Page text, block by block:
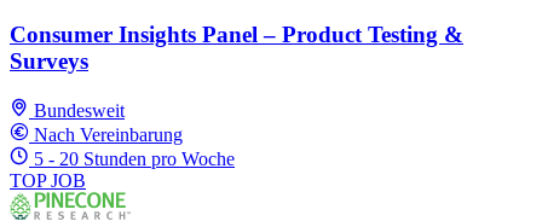
Consumer Insights Panel – Product Testing &
Surveys
Bundesweit
Nach Vereinbarung
5 - 20 Stunden pro Woche
TOP JOB